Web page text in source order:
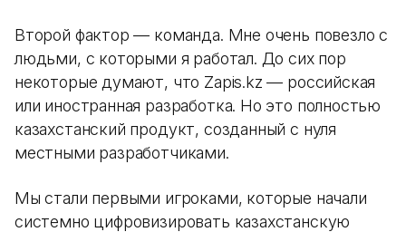
Второй фактор — команда. Мне очень повезло с
людьми, с которыми я работал. До сих пор
некоторые думают, что Zapis.kz — российская
или иностранная разработка. Но это полностью
казахстанский продукт, созданный с нуля
местными разработчиками.
Мы стали первыми игроками, которые начали
системно цифровизировать казахстанскую